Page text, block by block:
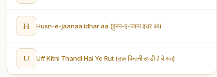
H Husn-e-jaanaa idhar aa (हुस्न-ए-जाना इधर आ)
U Uff Kitni Thandi Hai Ye Rut (उफ़ कितनी ठण्डी है ये रुत)